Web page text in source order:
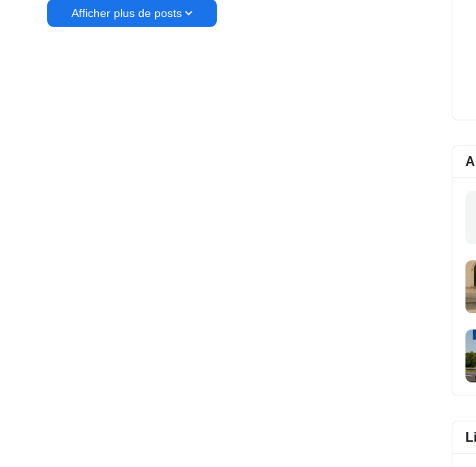
Afficher plus de posts